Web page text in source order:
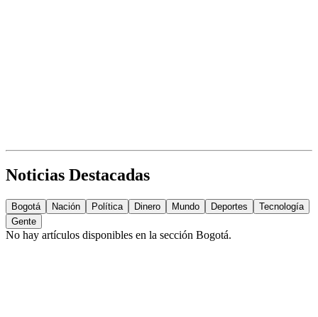
Noticias Destacadas
Bogotá Nación Política Dinero Mundo Deportes
Tecnología
Gente
No hay artículos disponibles en la sección Bogotá.